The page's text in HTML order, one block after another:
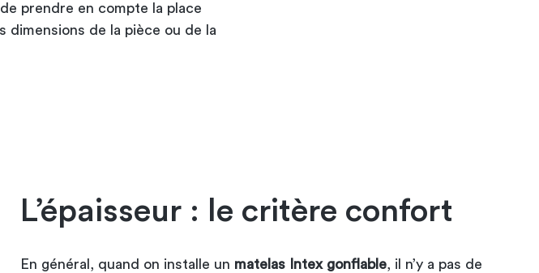
prendre en compte la place
dimensions de la pièce ou de la
L’épaisseur : le critère confort
En général, quand on installe un matelas Intex gonflable, il n’y a pas de